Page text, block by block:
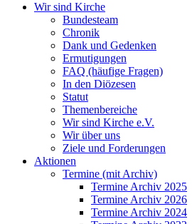
Wir sind Kirche
Bundesteam
Chronik
Dank und Gedenken
Ermutigungen
FAQ (häufige Fragen)
In den Diözesen
Statut
Themenbereiche
Wir sind Kirche e.V.
Wir über uns
Ziele und Forderungen
Aktionen
Termine (mit Archiv)
Termine Archiv 2025
Termine Archiv 2026
Termine Archiv 2024